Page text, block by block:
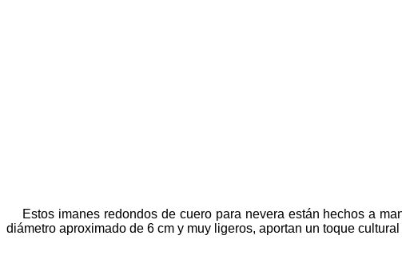
Estos imanes redondos de cuero para nevera están hechos a
diámetro aproximado de 6 cm y muy ligeros, aportan un toque